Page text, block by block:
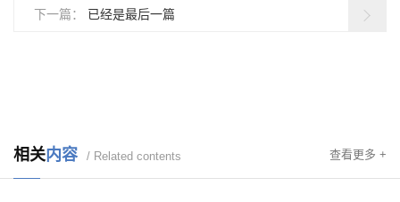
下一篇： 已经是最后一篇
相关内容 / Related contents 查看更多 +